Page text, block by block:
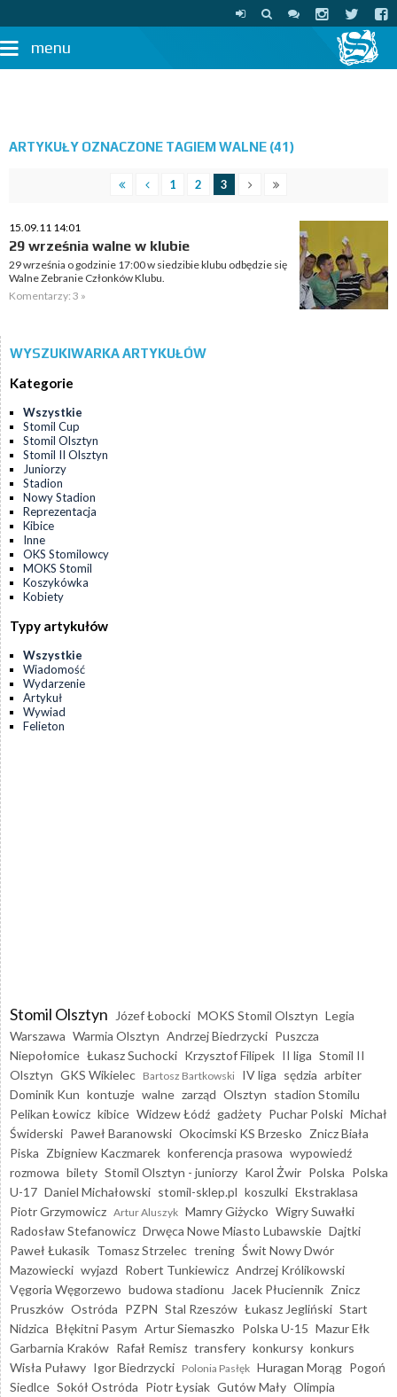
menu
ARTYKUŁY OZNACZONE TAGIEM WALNE (41)
1 2 3
15.09.11 14:01
29 września walne w klubie
29 września o godzinie 17:00 w siedzibie klubu odbędzie się
Walne Zebranie Członków Klubu.
Komentarzy: 3 »
WYSZUKIWARKA ARTYKUŁÓW
Kategorie
Wszystkie
Stomil Cup
Stomil Olsztyn
Stomil II Olsztyn
Juniorzy
Stadion
Nowy Stadion
Reprezentacja
Kibice
Inne
OKS Stomilowcy
MOKS Stomil
Koszykówka
Kobiety
Typy artykułów
Wszystkie
Wiadomość
Wydarzenie
Artykuł
Wywiad
Felieton
Stomil Olsztyn Józef Łobocki MOKS Stomil Olsztyn Legia
Warszawa Warmia Olsztyn Andrzej Biedrzycki Puszcza
Niepołomice Łukasz Suchocki Krzysztof Filipek II liga Stomil II
Olsztyn GKS Wikielec Bartosz Bartkowski IV liga sędzia arbiter
Dominik Kun kontuzje walne zarząd Olsztyn stadion Stomilu
Pelikan Łowicz kibice Widzew Łódź gadżety Puchar Polski Michał
Świderski Paweł Baranowski Okocimski KS Brzesko Znicz Biała
Piska Zbigniew Kaczmarek konferencja prasowa wypowiedź
rozmowa bilety Stomil Olsztyn - juniorzy Karol Żwir Polska Polska
U-17 Daniel Michałowski stomil-sklep.pl koszulki Ekstraklasa
Piotr Grzymowicz Artur Aluszyk Mamry Giżycko Wigry Suwałki
Radosław Stefanowicz Drwęca Nowe Miasto Lubawskie Dajtki
Paweł Łukasik Tomasz Strzelec trening Świt Nowy Dwór
Mazowiecki wyjazd Robert Tunkiewicz Andrzej Królikowski
Vęgoria Węgorzewo budowa stadionu Jacek Płuciennik Znicz
Pruszków Ostróda PZPN Stal Rzeszów Łukasz Jegliński Start
Nidzica Błękitni Pasym Artur Siemaszko Polska U-15 Mazur Ełk
Garbarnia Kraków Rafał Remisz transfery konkursy konkurs
Wisła Puławy Igor Biedrzycki Polonia Pasłęk Huragan Morąg Pogoń
Siedlce Sokół Ostróda Piotr Łysiak Gutów Mały Olimpia